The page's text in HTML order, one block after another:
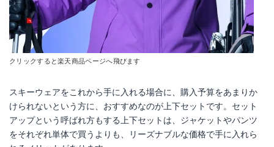
クリックすると楽天商品ページへ飛びます
スキーウェアをこれから手に入れる場合に、購入予算をあまりか
けられないという方に、おすすめなのが上下セットです。セット
アップという呼ばれ方もする上下セットは、ジャケットやパンツ
をそれぞれ単体で買うよりも、リーズナブルな価格で手に入れら